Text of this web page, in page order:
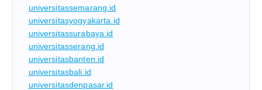
universitassemarang.id
universitasyogyakarta.id
universitassurabaya.id
universitasserang.id
universitasbanten.id
universitasbali.id
universitasdenpasar.id